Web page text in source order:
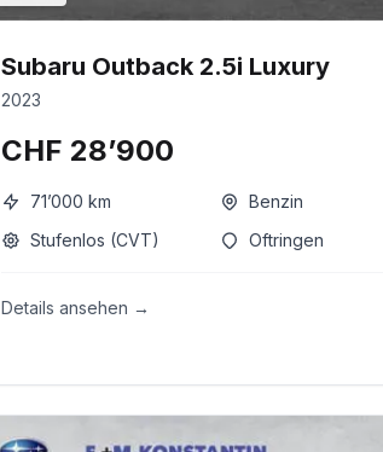
Subaru Outback 2.5i Luxury
2023
CHF 28’900
71’000 km
Benzin
Stufenlos (CVT)
Oftringen
Details ansehen →